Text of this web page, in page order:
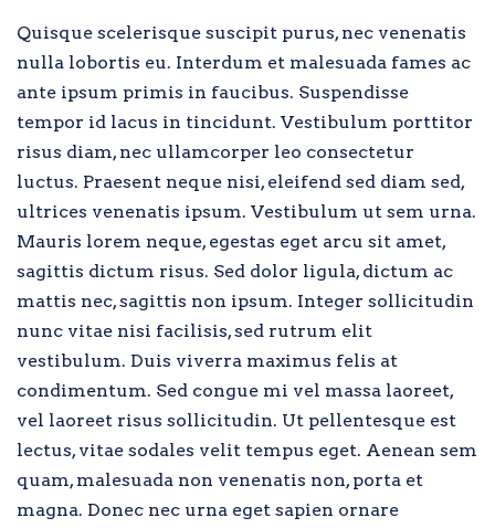
Quisque scelerisque suscipit purus, nec venenatis
nulla lobortis eu. Interdum et malesuada fames ac
ante ipsum primis in faucibus. Suspendisse
tempor id lacus in tincidunt. Vestibulum porttitor
risus diam, nec ullamcorper leo consectetur
luctus. Praesent neque nisi, eleifend sed diam sed,
ultrices venenatis ipsum. Vestibulum ut sem urna.
Mauris lorem neque, egestas eget arcu sit amet,
sagittis dictum risus. Sed dolor ligula, dictum ac
mattis nec, sagittis non ipsum. Integer sollicitudin
nunc vitae nisi facilisis, sed rutrum elit
vestibulum. Duis viverra maximus felis at
condimentum. Sed congue mi vel massa laoreet,
vel laoreet risus sollicitudin. Ut pellentesque est
lectus, vitae sodales velit tempus eget. Aenean sem
quam, malesuada non venenatis non, porta et
magna. Donec nec urna eget sapien ornare